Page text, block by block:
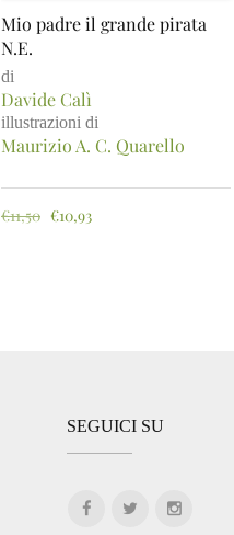
Mio padre il grande pirata
N.E.
di
Davide Calì
illustrazioni di
Maurizio A. C. Quarello
€11,50 €10,93
SEGUICI SU